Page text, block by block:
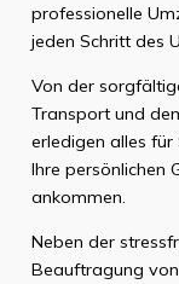
professionelle
jeden Schritt des
Von der
Transport und
erledigen alles
Ihre persönlichen
ankommen.
Neben der
Beauftragung